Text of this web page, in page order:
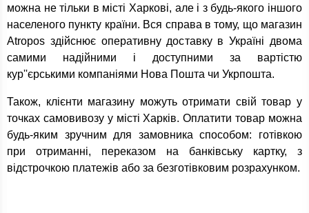
можна не тільки в місті Харкові, але і з будь-якого іншого
населеного пункту країни. Вся справа в тому, що магазин
Atropos здійснює оперативну доставку в Україні двома
самими надійними і доступними за вартістю
кур''єрськими компаніями Нова Пошта чи Укрпошта.
Також, клієнти магазину можуть отримати свій товар у
точках самовивозу у місті Харків. Оплатити товар можна
будь-яким зручним для замовника способом: готівкою
при отриманні, переказом на банківську картку, з
відстрочкою платежів або за безготівковим розрахунком.